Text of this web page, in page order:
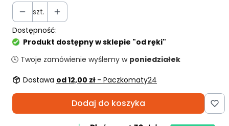
szt.
Dostępność:
Produkt dostępny w sklepie "od ręki"
🕓 Twoje zamówienie wyślemy w poniedziałek
Dostawa od 12,00 zł - Paczkomaty24
Dodaj do koszyka